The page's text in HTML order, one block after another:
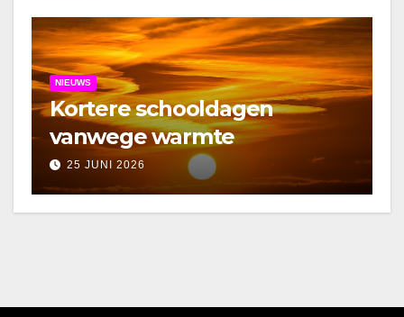
NIEUWS
Kortere schooldagen
vanwege warmte
25 JUNI 2026